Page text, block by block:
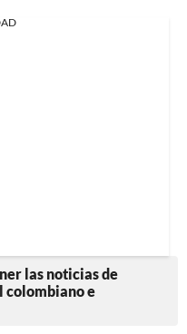
las noticias de
colombiano e